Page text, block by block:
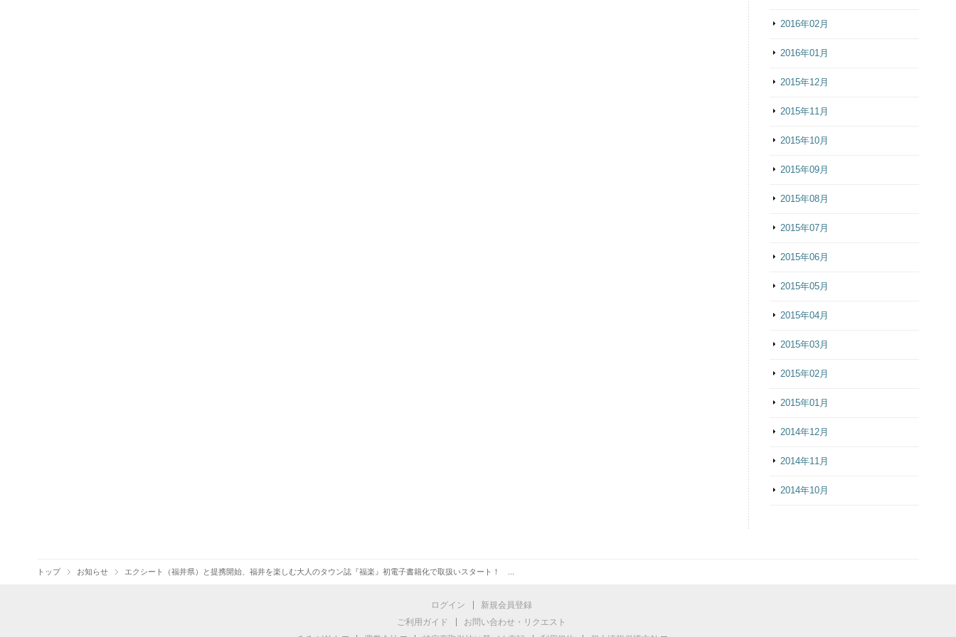
2016年02月
2016年01月
2015年12月
2015年11月
2015年10月
2015年09月
2015年08月
2015年07月
2015年06月
2015年05月
2015年04月
2015年03月
2015年02月
2015年01月
2014年12月
2014年11月
2014年10月
トップ お知らせ エクシート（福井県）と提携開始、福井を楽しむ大人のタウン誌『福楽』初電子書籍化で取扱いスタート！ ...
ログイン
新規会員登録
ご利用ガイド
お問い合わせ・リクエスト